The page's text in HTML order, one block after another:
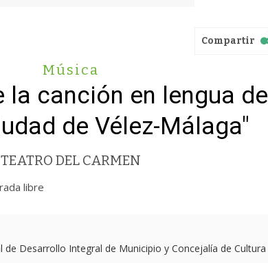
Compartir
Música
la canción en lengua de
de Vélez-Málaga"
TEATRO DEL CARMEN
libre
Desarrollo Integral de Municipio y Concejalía de Cultura